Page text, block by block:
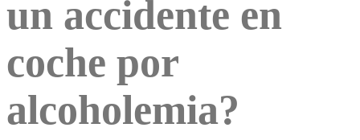
un accidente en
coche por
alcoholemia?